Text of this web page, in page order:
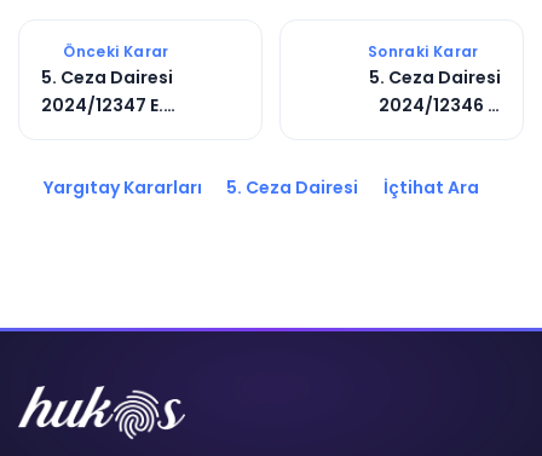
Önceki Karar
5. Ceza Dairesi
2024/12347 E.
Sonraki Karar
5. Ceza Dairesi
2024/12346 E.
Yargıtay Kararları 5. Ceza Dairesi İçtihat Ara